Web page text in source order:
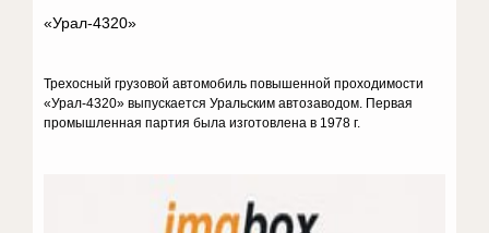
«Урал-4320»
Трехосный грузовой автомобиль повышенной проходимости
«Урал-4320» выпускается Уральским автозаводом. Первая
промышленная партия была изготовлена в 1978 г.